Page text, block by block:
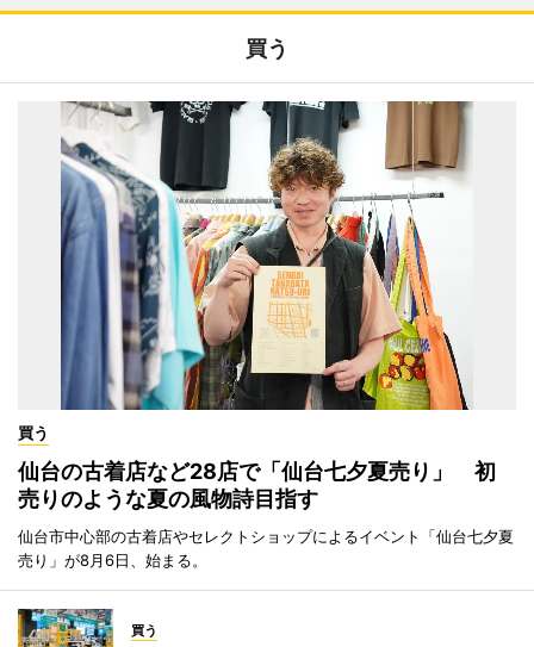
買う
買う
仙台の古着店など28店で「仙台七夕夏売り」 初
売りのような夏の風物詩目指す
仙台市中心部の古着店やセレクトショップによるイベント「仙台七夕夏
売り」が8月6日、始まる。
買う